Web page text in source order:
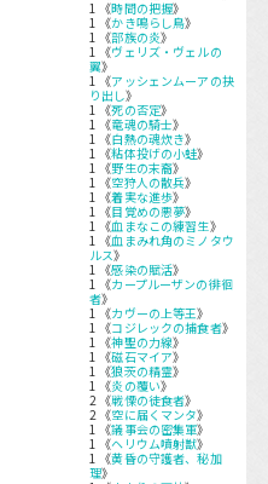
1 《時間の把握》
1 《かき鳴らし鳥》
1 《部族の炎》
1 《ヴェリズ・ヴェルの
翼》
1 《アッシェンムーアの抉
り出し》
1 《死の否定》
1 《竜魂の騎士》
1 《白熱の魂炊き》
1 《粘体投げの小蛙》
1 《野生の末裔》
1 《空狩人の散兵》
1 《着実な進歩》
1 《目覚めの悪夢》
1 《血まなこの練習生》
1 《血まみれ角のミノタウ
ルス》
1 《感染の賦活》
1 《カープルーザンの徘徊
者》
1 《カヴーの上等王》
1 《コジレックの捕食者》
1 《神聖の力線》
1 《磁石マイア》
1 《狼茨の精霊》
1 《炎の覆い》
2 《戦慄の徒食者》
2 《空に届くマンタ》
1 《議事会の密集軍》
1 《ヘリウム噴射獣》
1 《黄昏の守護者、秘加
理》